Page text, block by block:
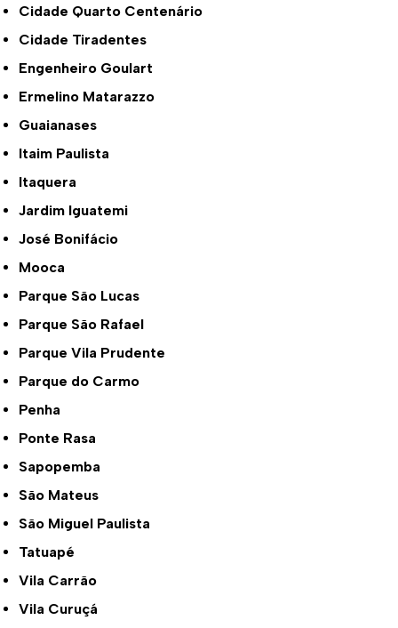
Cidade Quarto Centenário
Cidade Tiradentes
Engenheiro Goulart
Ermelino Matarazzo
Guaianases
Itaim Paulista
Itaquera
Jardim Iguatemi
José Bonifácio
Mooca
Parque São Lucas
Parque São Rafael
Parque Vila Prudente
Parque do Carmo
Penha
Ponte Rasa
Sapopemba
São Mateus
São Miguel Paulista
Tatuapé
Vila Carrão
Vila Curuçá